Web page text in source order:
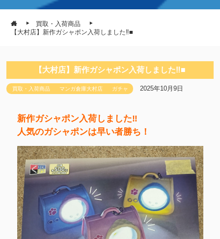
買取・入荷商品
【大村店】新作ガシャポン入荷しました‼■
【大村店】新作ガシャポン入荷しました‼■
買取・入荷商品 マンガ倉庫大村店 ガチャ 2025年10月9日
新作ガシャポン入荷しました‼
人気のガシャポンは早い者勝ち！